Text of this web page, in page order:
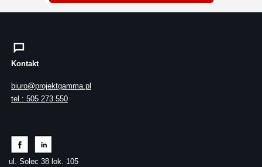
Kontakt
biuro@projektgamma.pl
tel.: 505 273 550
ul. Solec 38 lok. 105